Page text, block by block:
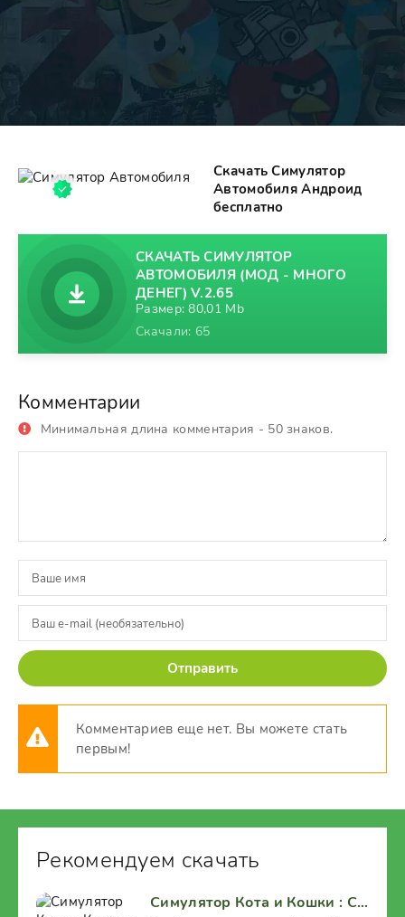
Скачать Симулятор
Автомобиля Андроид
бесплатно
СКАЧАТЬ СИМУЛЯТОР
АВТОМОБИЛЯ (МОД - МНОГО
ДЕНЕГ) V.2.65
Размер: 80,01 Mb
Скачали: 65
Комментарии
Минимальная длина комментария - 50 знаков.
Отправить
Комментариев еще нет. Вы можете стать
первым!
Рекомендуем скачать
Симулятор Кота и Кошки : Семья